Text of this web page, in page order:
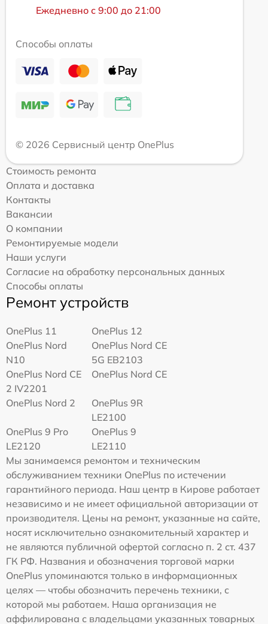
Ежедневно с 9:00 до 21:00
Способы оплаты
© 2026 Сервисный центр OnePlus
Стоимость ремонта
Оплата и доставка
Контакты
Вакансии
О компании
Ремонтируемые модели
Наши услуги
Согласие на обработку персональных данных
Способы оплаты
Ремонт устройств
OnePlus 11
OnePlus 12
OnePlus Nord
N10
OnePlus Nord CE
5G EB2103
OnePlus Nord CE
2 IV2201
OnePlus Nord CE
OnePlus Nord 2
OnePlus 9R
LE2100
OnePlus 9 Pro
LE2120
OnePlus 9
LE2110
Мы занимаемся ремонтом и техническим
обслуживанием техники OnePlus по истечении
гарантийного периода. Наш центр в Кирове работает
независимо и не имеет официальной авторизации от
производителя. Цены на ремонт, указанные на сайте,
носят исключительно ознакомительный характер и
не являются публичной офертой согласно п. 2 ст. 437
ГК РФ. Названия и обозначения торговой марки
OnePlus упоминаются только в информационных
целях — чтобы обозначить перечень техники, с
которой мы работаем. Наша организация не
аффилирована с владельцами указанных товарных